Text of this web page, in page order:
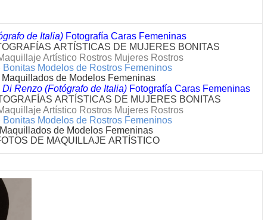
de Italia) Fotografía Caras Femeninas
ARTÍSTICAS DE MUJERES BONITAS
Artístico Rostros Mujeres Rostros
Bonitas Modelos de Rostros Femeninos
de Modelos Femeninas
Renzo (Fotógrafo de Italia) Fotografía Caras Femeninas
ARTÍSTICAS DE MUJERES BONITAS
Artístico Rostros Mujeres Rostros
Bonitas Modelos de Rostros Femeninos
de Modelos Femeninas
DE MAQUILLAJE ARTÍSTICO